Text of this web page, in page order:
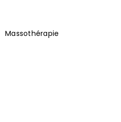
Massothérapie